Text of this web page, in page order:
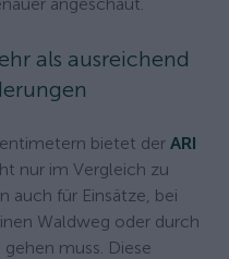
als ausreichend
bietet der ARI
nur im Vergleich zu
auch für Einsätze, bei
Waldweg oder durch
muss. Diese